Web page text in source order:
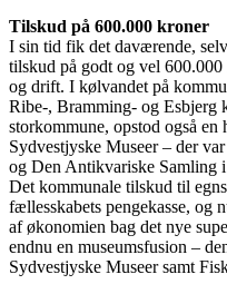
Tilskud på 600.000 kroner
I sin tid fik det daværende,
tilskud på godt og vel
og drift. I kølvandet på
Ribe-, Bramming- og Esbjerg
storkommune, opstod også
Sydvestjyske Museer – der
og Den Antikvariske Samling
Det kommunale tilskud til
fællesskabets pengekasse, og
af økonomien bag det nye
endnu en museumsfusion –
Sydvestjyske Museer samt